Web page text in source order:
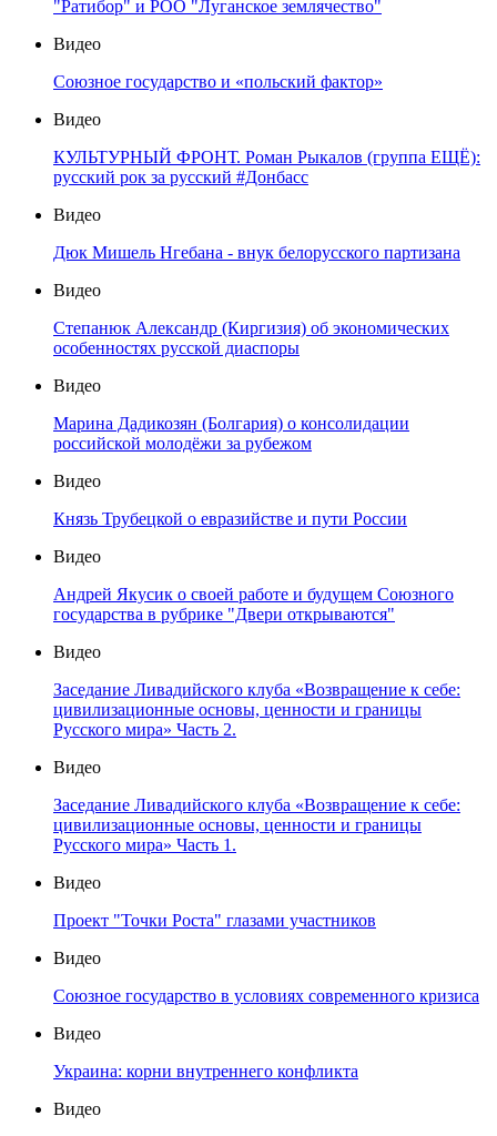
"Ратибор" и РОО "Луганское землячество"
Видео
Союзное государство и «польский фактор»
Видео
КУЛЬТУРНЫЙ ФРОНТ. Роман Рыкалов (группа ЕЩЁ):
русский рок за русский #Донбасс
Видео
Дюк Мишель Нгебана - внук белорусского партизана
Видео
Степанюк Александр (Киргизия) об экономических
особенностях русской диаспоры
Видео
Марина Дадикозян (Болгария) о консолидации
российской молодёжи за рубежом
Видео
Князь Трубецкой о евразийстве и пути России
Видео
Андрей Якусик о своей работе и будущем Союзного
государства в рубрике "Двери открываются"
Видео
Заседание Ливадийского клуба «Возвращение к себе:
цивилизационные основы, ценности и границы
Русского мира» Часть 2.
Видео
Заседание Ливадийского клуба «Возвращение к себе:
цивилизационные основы, ценности и границы
Русского мира» Часть 1.
Видео
Проект "Точки Роста" глазами участников
Видео
Союзное государство в условиях современного кризиса
Видео
Украина: корни внутреннего конфликта
Видео